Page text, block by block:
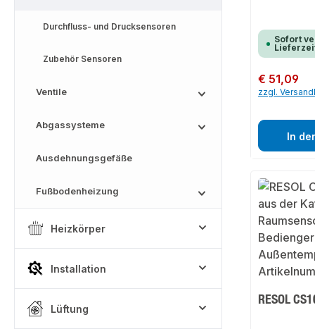
Durchfluss- und Drucksensoren
Zubehör Sensoren
Ventile
Abgassysteme
Ausdehnungsgefäße
Fußbodenheizung
Heizkörper
Installation
Lüftung
Sofort
Regulärer Preis:
€ 51,09
zzgl.
In
RESOL